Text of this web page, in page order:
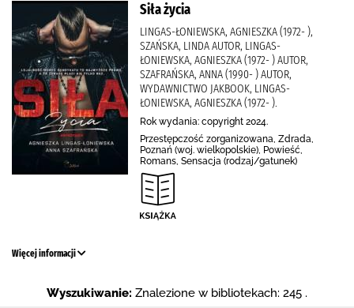
Siła życia
LINGAS-ŁONIEWSKA, AGNIESZKA (1972- ),
SZAŃSKA, LINDA AUTOR, LINGAS-
ŁONIEWSKA, AGNIESZKA (1972- ) AUTOR,
SZAFRAŃSKA, ANNA (1990- ) AUTOR,
WYDAWNICTWO JAKBOOK, LINGAS-
ŁONIEWSKA, AGNIESZKA (1972- ).
Rok wydania: copyright 2024.
Przestępczość zorganizowana, Zdrada,
Poznań (woj. wielkopolskie), Powieść,
Romans, Sensacja (rodzaj/gatunek)
Więcej informacji
Wyszukiwanie: Znalezione w bibliotekach: 245 .